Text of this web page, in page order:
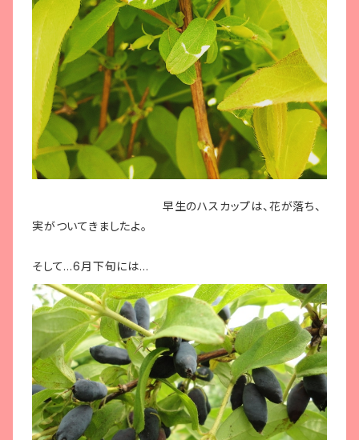
早生のハスカップは、花が落ち、
実がついてきましたよ。
そして…6月下旬には…